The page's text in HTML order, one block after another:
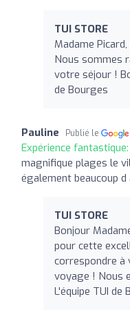
TUI STORE
Madame
Nous sommes
votre séjour !
de Bourges
Pauline Publié le
Expérience fantastique:
magnifique plages le
également beaucoup
TUI STORE
Bonjour
pour cette
correspondre
voyage ! Nous
L'équipe TUI de